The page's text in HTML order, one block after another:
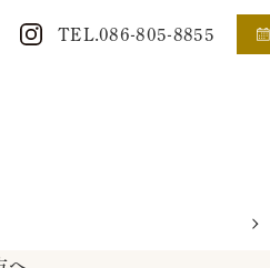
TEL.086-805-8855